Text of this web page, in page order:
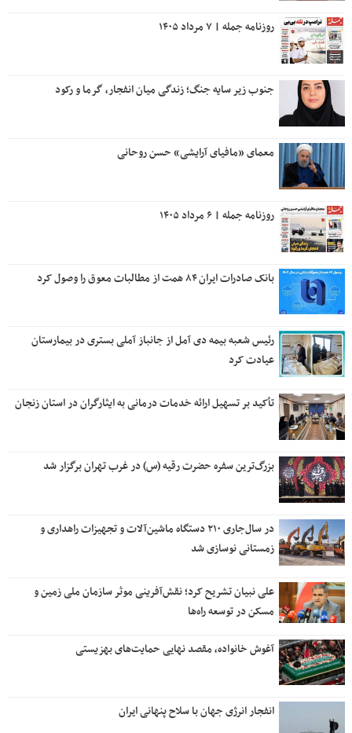
روزنامه جمله | ۷ مرداد ۱۴۰۵
جنوب زیر سایه جنگ؛ زندگی میان انفجار، گرما و رکود
معمای «مافیای آرایشی» حسن روحانی
روزنامه جمله | ۶ مرداد ۱۴۰۵
بانک صادرات ایران ۸۴ همت از مطالبات معوق را وصول کرد
رئیس شعبه بیمه دی آمل از جانباز آملی بستری در بیمارستان
عیادت کرد
تأکید بر تسهیل ارائه خدمات درمانی به ایثارگران در استان زنجان
بزرگ‌ترین سفره حضرت رقیه (س) در غرب تهران برگزار شد
در سال‌جاری ۲۱۰ دستگاه ماشین‌آلات و تجهیزات راهداری و
زمستانی نوسازی شد
علی نبیان تشریح کرد؛ نقش‌آفرینی موثر سازمان ملی زمین و
مسکن در توسعه راه‌ها
آغوش خانواده، مقصد نهایی حمایت‌های بهزیستی
انفجار انرژی جهان با سلاح پنهانی ایران